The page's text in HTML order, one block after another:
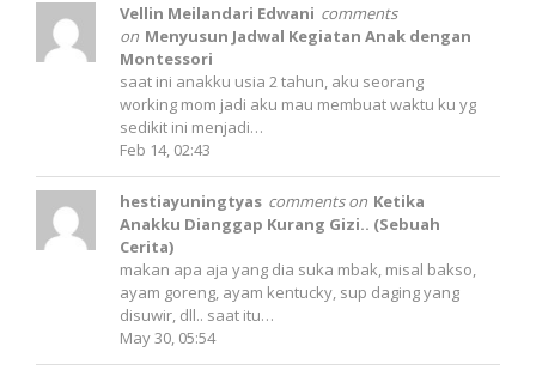
Vellin Meilandari Edwani comments
on Menyusun Jadwal Kegiatan Anak dengan
Montessori
saat ini anakku usia 2 tahun, aku seorang
working mom jadi aku mau membuat waktu ku yg
sedikit ini menjadi…
Feb 14, 02:43
hestiayuningtyas comments on Ketika
Anakku Dianggap Kurang Gizi.. (Sebuah
Cerita)
makan apa aja yang dia suka mbak, misal bakso,
ayam goreng, ayam kentucky, sup daging yang
disuwir, dll.. saat itu…
May 30, 05:54